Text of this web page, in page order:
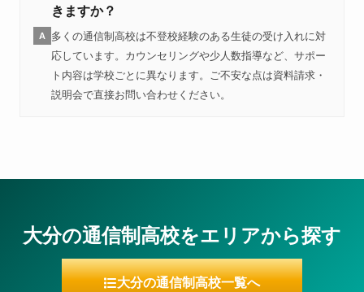
きますか？
A
多くの通信制高校は不登校経験のある生徒の受け入れに対
応しています。カウンセリングや少人数指導など、サポー
ト内容は学校ごとに異なります。ご不安な点は資料請求・
説明会で直接お問い合わせください。
大分の通信制高校をエリアから探す
大分の通信制高校一覧へ